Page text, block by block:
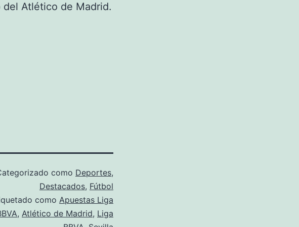
Atlético de Madrid.
como Deportes,
Destacados, Fútbol
como Apuestas Liga
, Atlético de Madrid, Liga